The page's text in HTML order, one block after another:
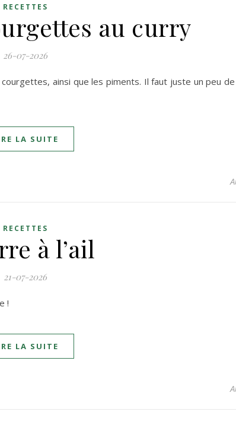
RECETTES
au curry
26-07-2026
ainsi que les piments. Il faut juste un peu
LA SUITE
RECETTES
à l’ail
21-07-2026
!
LA SUITE